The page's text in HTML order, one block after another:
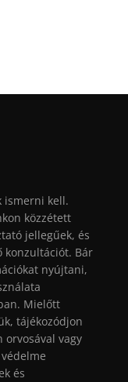
ismerni kell.
közzétett
jellegűek, és
konzultációt. Bár
nyújtani,
Mielőtt
tájékozódjon
orvosával vagy
és